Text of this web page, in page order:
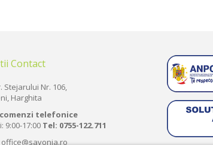
Contact
Stejarului Nr. 106,
Harghita
telefonice
9:00-17:00 Tel: 0755-122.711
office@savonia.ro